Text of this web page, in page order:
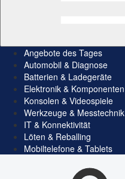
Angebote des Tages
Automobil & Diagnose
Batterien & Ladegeräte
Elektronik & Komponenten
Konsolen & Videospiele
Werkzeuge & Messtechnik
IT & Konnektivität
Löten & Reballing
Mobiltelefone & Tablets